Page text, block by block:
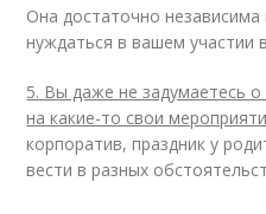
Она достаточно
нуждаться в вашем участии
5. Вы даже не задумаетесь
на какие-то свои
корпоратив, праздник у
вести в разных